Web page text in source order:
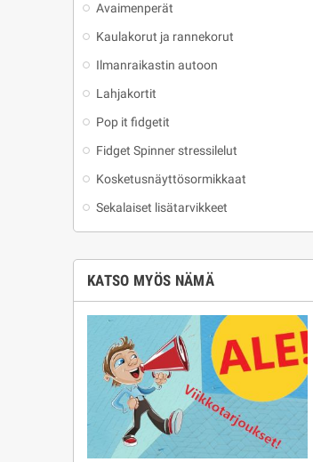
Avaimenperät
Kaulakorut ja rannekorut
Ilmanraikastin autoon
Lahjakortit
Pop it fidgetit
Fidget Spinner stressilelut
Kosketusnäyttösormikkaat
Sekalaiset lisätarvikkeet
KATSO MYÖS NÄMÄ